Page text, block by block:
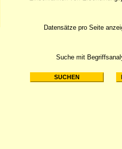
Suche mit
Datensätze pro Seite